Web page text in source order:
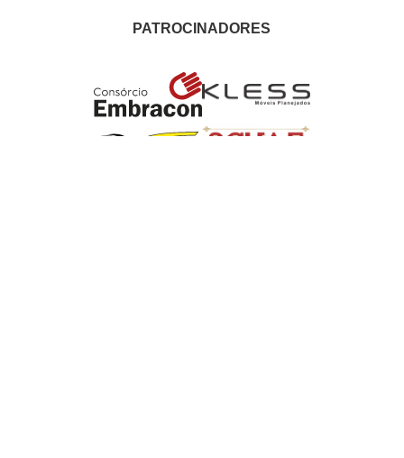
PATROCINADORES